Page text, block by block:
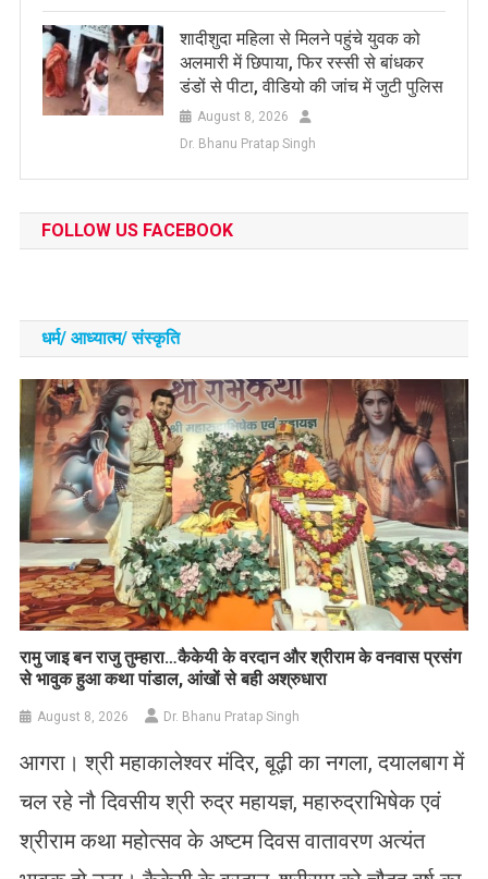
शादीशुदा महिला से मिलने पहुंचे युवक को
अलमारी में छिपाया, फिर रस्सी से बांधकर
डंडों से पीटा, वीडियो की जांच में जुटी पुलिस
August 8, 2026
Dr. Bhanu Pratap Singh
FOLLOW US FACEBOOK
धर्म/ आध्‍यात्‍म/ संस्‍कृति
रामु जाइ बन राजु तुम्हारा…कैकेयी के वरदान और श्रीराम के वनवास प्रसंग
से भावुक हुआ कथा पांडाल, आंखों से बही अश्रुधारा
August 8, 2026 Dr. Bhanu Pratap Singh
आगरा। श्री महाकालेश्वर मंदिर, बूढ़ी का नगला, दयालबाग में
चल रहे नौ दिवसीय श्री रुद्र महायज्ञ, महारुद्राभिषेक एवं
श्रीराम कथा महोत्सव के अष्टम दिवस वातावरण अत्यंत